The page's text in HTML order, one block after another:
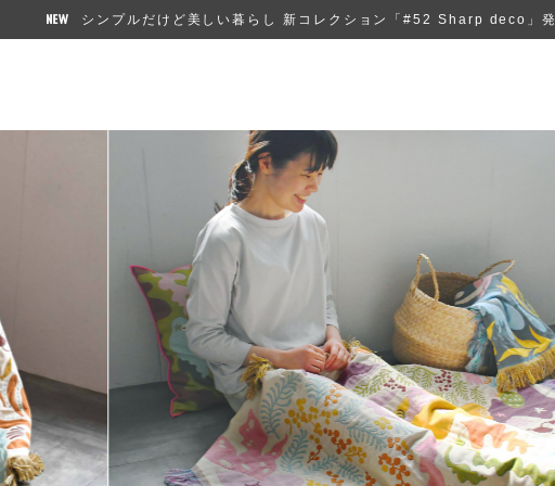
シンプルだけど美しい暮らし 新コレクション「#52 Sharp deco」